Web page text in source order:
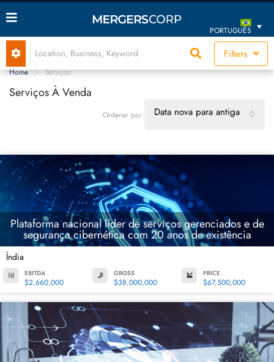
PORTUGUÊS
Filters
Home Serviços
Serviços À Venda
Ordenar por: Data nova para antiga
Plataforma nacional líder de serviços gerenciados e de
segurança cibernética com 20 anos de existência
Índia
EBITDA
$2,660,000
GROSS
$38,000,000
PRICE
$67,500,000